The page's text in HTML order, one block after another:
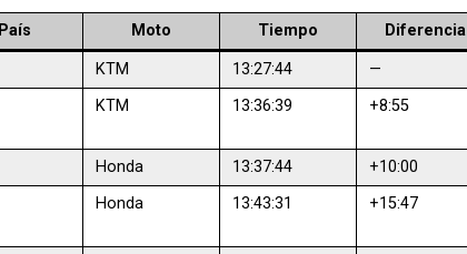
País Moto Tiempo Diferencia
KTM 13:27:44
—
KTM 13:36:39 +8:55
Honda 13:37:44
+10:00
Honda 13:43:31 +15:47